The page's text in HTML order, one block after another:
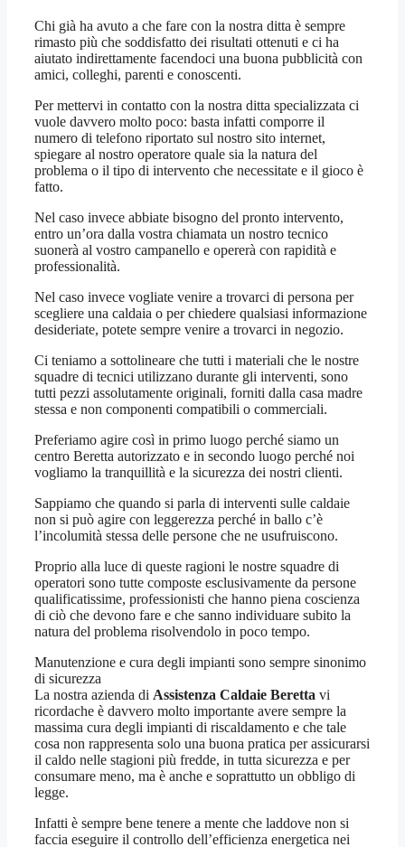
Chi già ha avuto a che fare con la nostra ditta è sempre
rimasto più che soddisfatto dei risultati ottenuti e ci ha
aiutato indirettamente facendoci una buona pubblicità con
amici, colleghi, parenti e conoscenti.
Per mettervi in contatto con la nostra ditta specializzata ci
vuole davvero molto poco: basta infatti comporre il
numero di telefono riportato sul nostro sito internet,
spiegare al nostro operatore quale sia la natura del
problema o il tipo di intervento che necessitate e il gioco è
fatto.
Nel caso invece abbiate bisogno del pronto intervento,
entro un’ora dalla vostra chiamata un nostro tecnico
suonerà al vostro campanello e opererà con rapidità e
professionalità.
Nel caso invece vogliate venire a trovarci di persona per
scegliere una caldaia o per chiedere qualsiasi informazione
desideriate, potete sempre venire a trovarci in negozio.
Ci teniamo a sottolineare che tutti i materiali che le nostre
squadre di tecnici utilizzano durante gli interventi, sono
tutti pezzi assolutamente originali, forniti dalla casa madre
stessa e non componenti compatibili o commerciali.
Preferiamo agire così in primo luogo perché siamo un
centro Beretta autorizzato e in secondo luogo perché noi
vogliamo la tranquillità e la sicurezza dei nostri clienti.
Sappiamo che quando si parla di interventi sulle caldaie
non si può agire con leggerezza perché in ballo c’è
l’incolumità stessa delle persone che ne usufruiscono.
Proprio alla luce di queste ragioni le nostre squadre di
operatori sono tutte composte esclusivamente da persone
qualificatissime, professionisti che hanno piena coscienza
di ciò che devono fare e che sanno individuare subito la
natura del problema risolvendolo in poco tempo.
Manutenzione e cura degli impianti sono sempre sinonimo
di sicurezza
La nostra azienda di Assistenza Caldaie Beretta vi
ricordache è davvero molto importante avere sempre la
massima cura degli impianti di riscaldamento e che tale
cosa non rappresenta solo una buona pratica per assicurarsi
il caldo nelle stagioni più fredde, in tutta sicurezza e per
consumare meno, ma è anche e soprattutto un obbligo di
legge.
Infatti è sempre bene tenere a mente che laddove non si
faccia eseguire il controllo dell’efficienza energetica nei